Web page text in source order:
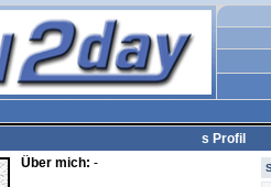
s Profil
Über mich: -